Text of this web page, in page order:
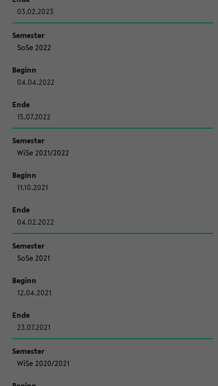
03.02.2023
SoSe 2022
04.04.2022
15.07.2022
WiSe 2021/2022
11.10.2021
04.02.2022
SoSe 2021
12.04.2021
23.07.2021
WiSe 2020/2021